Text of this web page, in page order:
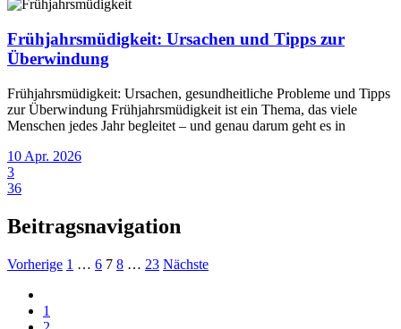
Frühjahrsmüdigkeit: Ursachen und Tipps zur
Überwindung
Frühjahrsmüdigkeit: Ursachen, gesundheitliche Probleme und Tipps
zur Überwindung Frühjahrsmüdigkeit ist ein Thema, das viele
Menschen jedes Jahr begleitet – und genau darum geht es in
10 Apr. 2026
3
36
Beitragsnavigation
Vorherige 1 … 6 7 8 … 23 Nächste
1